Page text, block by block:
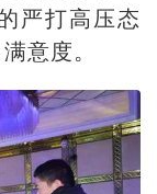
严打高压态
意度。